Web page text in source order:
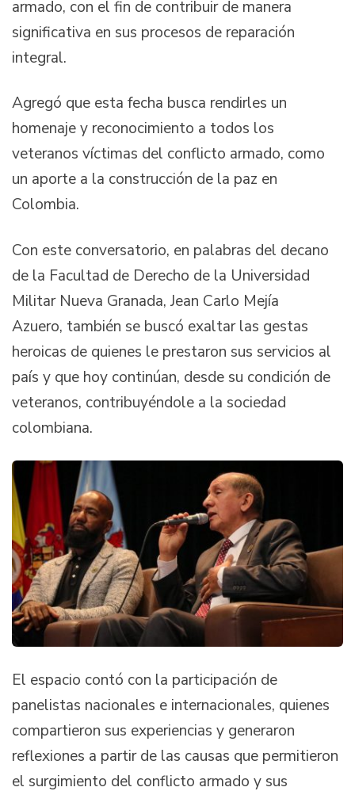
armado, con el fin de contribuir de manera
significativa en sus procesos de reparación
integral.
Agregó que esta fecha busca rendirles un
homenaje y reconocimiento a todos los
veteranos víctimas del conflicto armado, como
un aporte a la construcción de la paz en
Colombia.
Con este conversatorio, en palabras del decano
de la Facultad de Derecho de la Universidad
Militar Nueva Granada, Jean Carlo Mejía
Azuero, también se buscó exaltar las gestas
heroicas de quienes le prestaron sus servicios al
país y que hoy continúan, desde su condición de
veteranos, contribuyéndole a la sociedad
colombiana.
El espacio contó con la participación de
panelistas nacionales e internacionales, quienes
compartieron sus experiencias y generaron
reflexiones a partir de las causas que permitieron
el surgimiento del conflicto armado y sus